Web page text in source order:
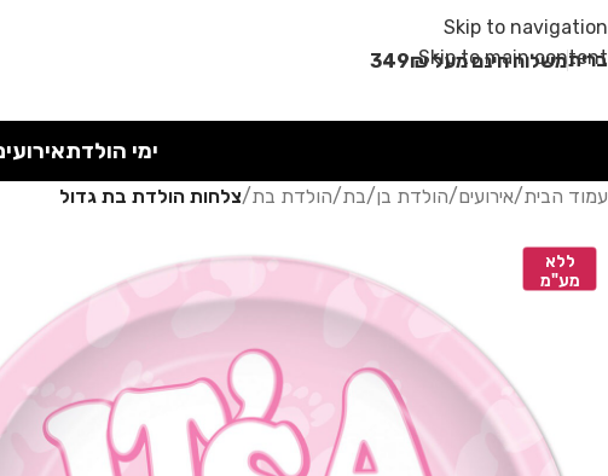
Skip to navigation
Skip to main content
מבצע קיץ! כל
משלוח חינם מעל 349₪
ימי הולדת
עמוד הבית/אירועים/הולדת בן/בת/הולדת בת/צלחות הולדת בת גדול
ללא
מע"מ